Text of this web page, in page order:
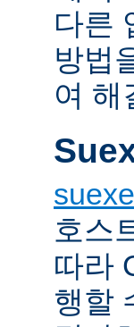
다른
방법
여 해
호스
따라
행할